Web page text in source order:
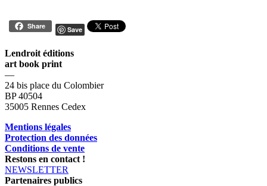
Share Save
Lendroit éditions
art book print
—
24 bis place du Colombier
BP 40504
35005 Rennes Cedex
Mentions légales
Protection des données
Conditions de vente
Restons en contact !
NEWSLETTER
Partenaires publics